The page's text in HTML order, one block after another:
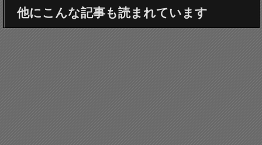
他にこんな記事も読まれています